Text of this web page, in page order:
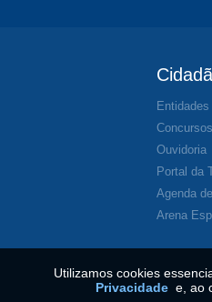
Entidades
Concursos
Ouvidoria
Portal da
Agenda
Arena
Utilizamos cookies
Privacidade e, ao